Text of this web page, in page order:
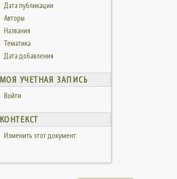
Дата публикации
Авторы
Названия
Тематика
Дата добавления
МОЯ УЧЕТНАЯ ЗАПИСЬ
Войти
КОНТЕКСТ
Изменить этот документ